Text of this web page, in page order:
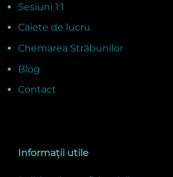
Sesiuni 1:1
Caiete de lucru
Chemarea Străbunilor
Blog
Contact
Informații utile